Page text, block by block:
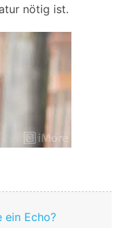
nötig ist.
ein Echo?